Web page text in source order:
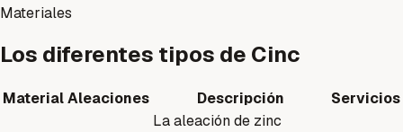
Materiales
Los diferentes tipos de Cinc
MaterialAleaciones Descripción Servicios
La aleación de zinc